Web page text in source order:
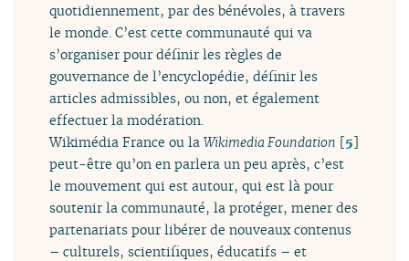
quotidiennement, par des bénévoles, à travers
le monde. C’est cette communauté qui va
s’organiser pour définir les règles de
gouvernance de l’encyclopédie, définir les
articles admissibles, ou non, et également
effectuer la modération.
Wikimédia France ou laWikimedia Foundation [5]
peut-être qu’on en parlera un peu après, c’est
le mouvement qui est autour, qui est là pour
soutenir la communauté, la protéger, mener des
partenariats pour libérer de nouveaux contenus
– culturels, scientifiques, éducatifs – et